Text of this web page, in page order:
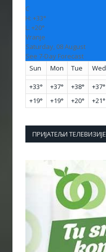
C
H: +33°
L: +20°
Vranje
Saturday, 08 August
See 7-Day Forecast
Sun
Mon Tue Wed
+33° +37° +38° +37°
+19° +19° +20° +21°
ПРИЈАТЕЉИ ТЕЛЕВИЗИЈЕ